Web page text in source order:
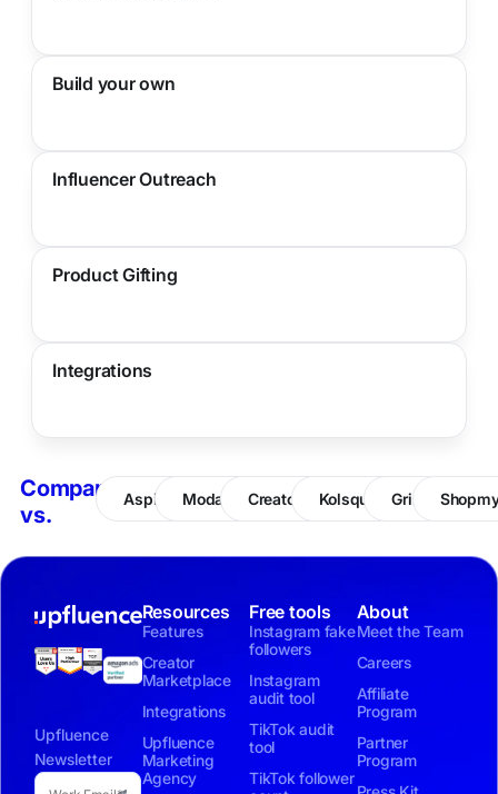
Build your own
Influencer Outreach
Product Gifting
Integrations
Compare
vs.
Aspire Modash CreatorIQ Kolsquare Grin
Upfluence
Newsletter
Resources
Features
Creator
Marketplace
Integrations
Upfluence
Marketing
Agency
Free tools
Instagram fake
followers
Instagram
audit tool
TikTok audit
tool
TikTok follower
About
Meet the Team
Careers
Affiliate
Program
Partner
Program